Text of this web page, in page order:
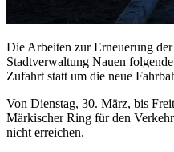
Die Arbeiten zur Erneuerung
Stadtverwaltung Nauen
Zufahrt statt um die neue
Von Dienstag, 30. März, bis
Märkischer Ring für den
nicht erreichen.